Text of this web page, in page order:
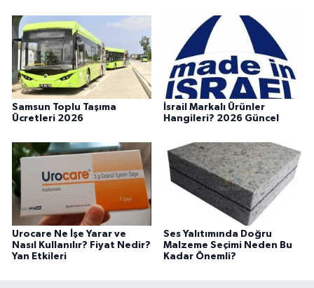
Samsun Toplu Taşıma
Ücretleri 2026
İsrail Markalı Ürünler
Hangileri? 2026 Güncel
Urocare Ne İşe Yarar ve
Nasıl Kullanılır? Fiyat Nedir?
Yan Etkileri
Ses Yalıtımında Doğru
Malzeme Seçimi Neden Bu
Kadar Önemli?